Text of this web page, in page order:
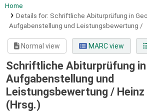
Home
Details for: Schriftliche Abiturprüfung in
Aufgabenstellung und Leistungsbewertung /
Normal view MARC view
Schriftliche Abiturprüfung in
Aufgabenstellung und
Leistungsbewertung /
(Hrsg.)